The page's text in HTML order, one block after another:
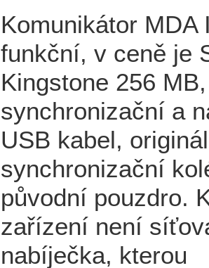
Komunikátor MDA
funkční, v ceně je
Kingstone 256 MB,
synchronizační a
USB kabel,
synchronizační
původní pouzdro.
zařízení není
nabíječka, kterou